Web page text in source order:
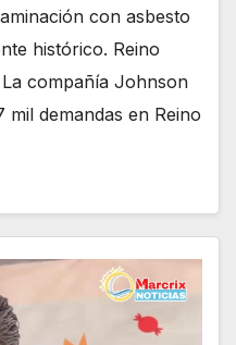
con asbesto
histórico. Reino
compañía Johnson
demandas en Reino